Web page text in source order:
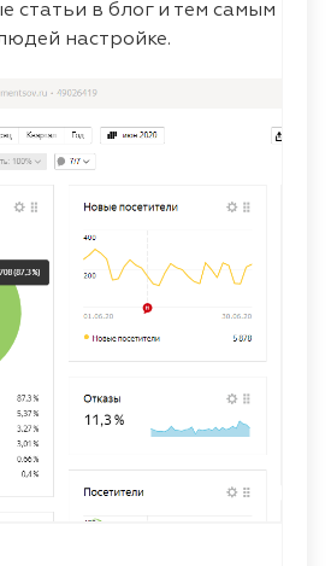
статьи в блог и тем самым
настройке.